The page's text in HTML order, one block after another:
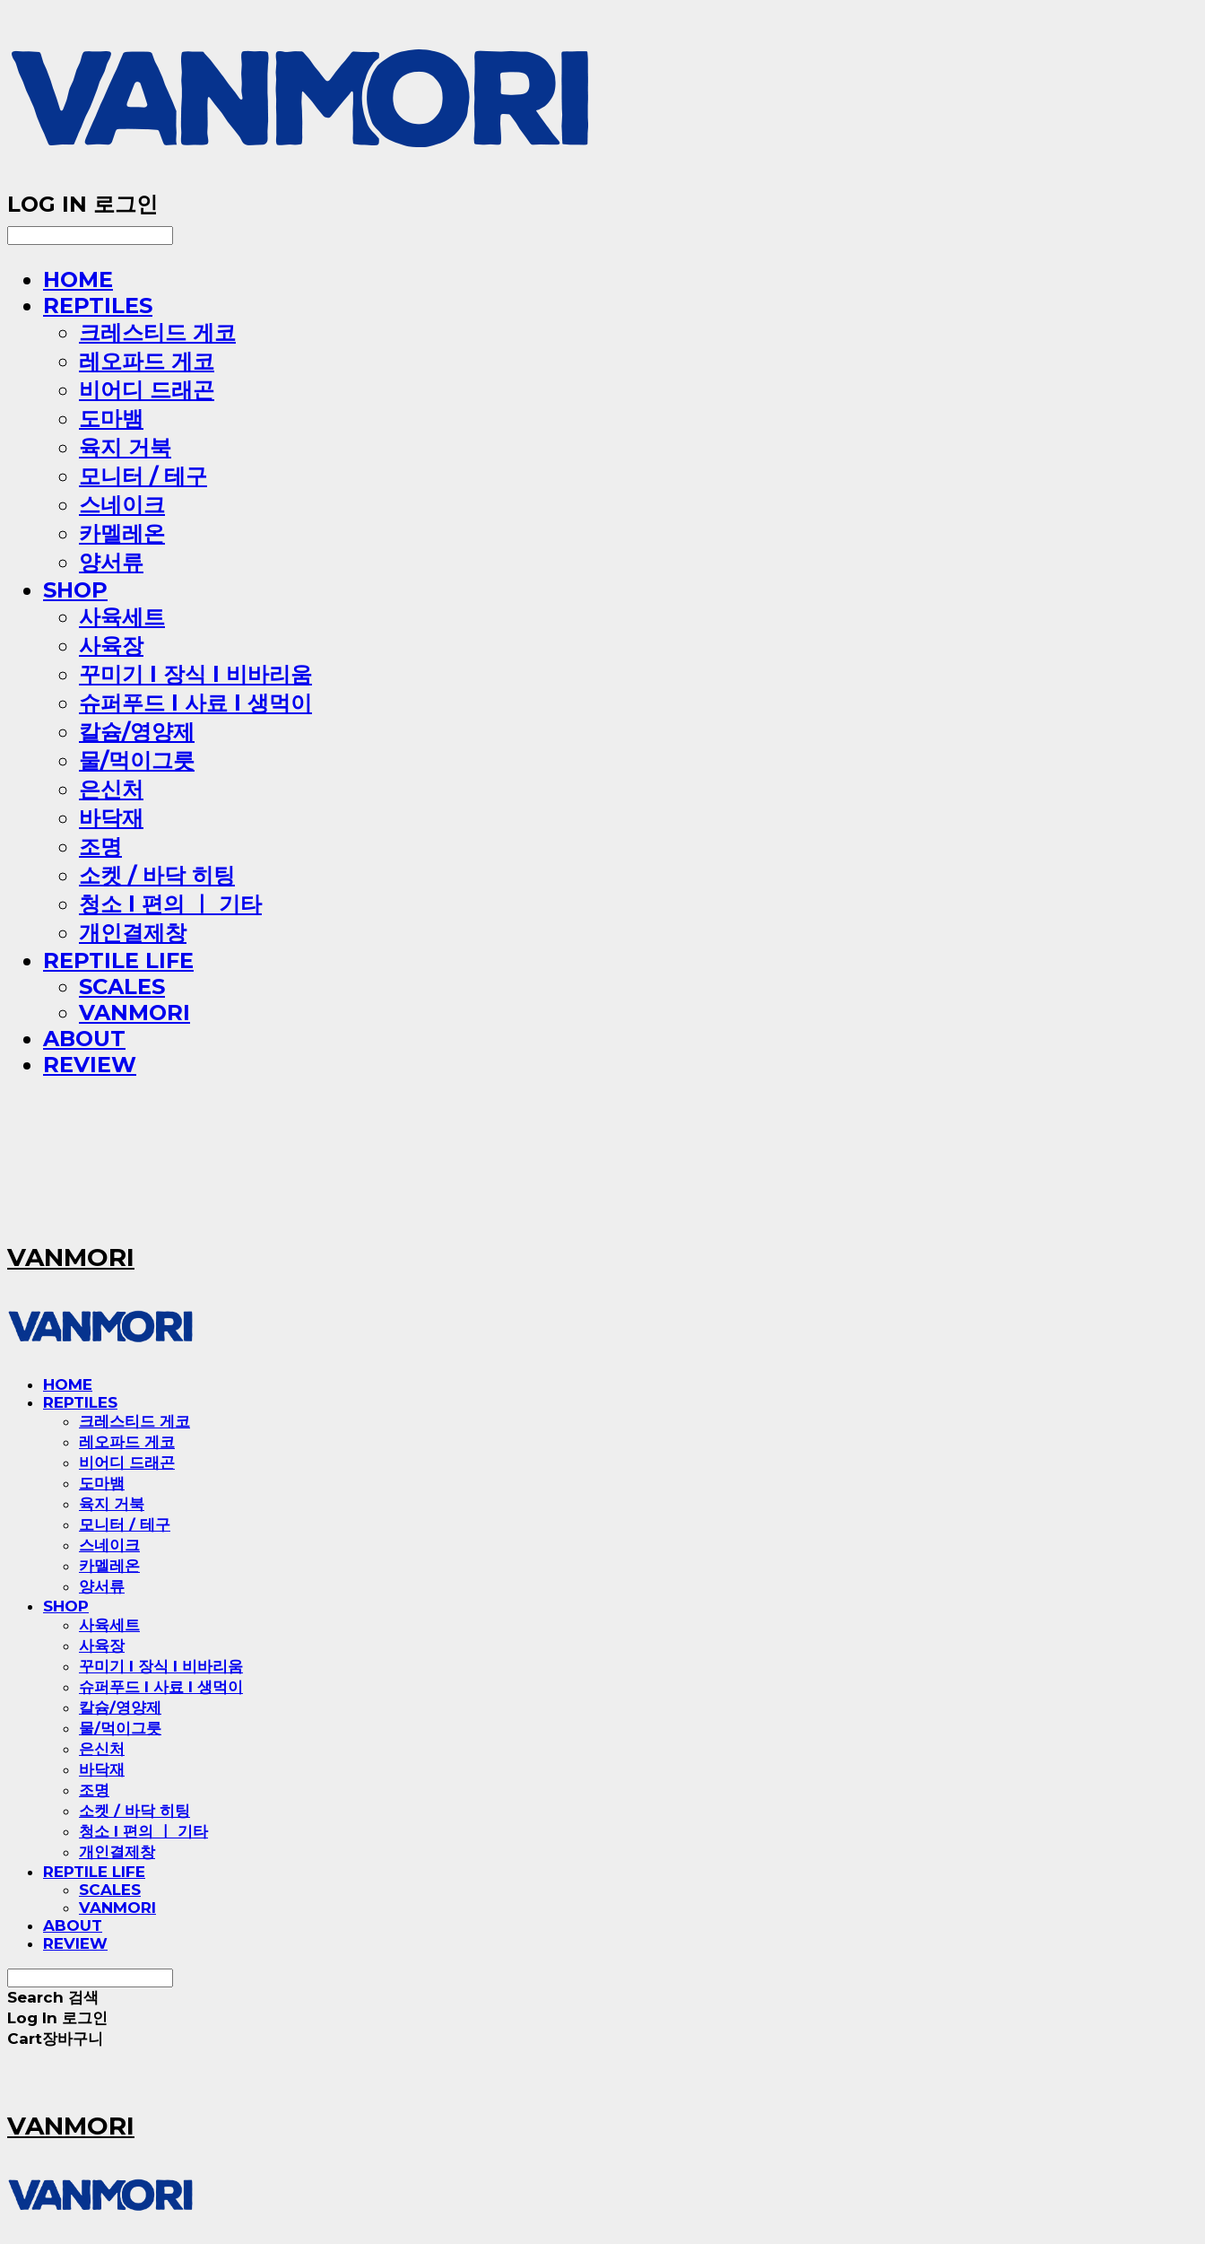
LOG IN 로그인
HOME
REPTILES
크레스티드 게코
레오파드 게코
비어디 드래곤
도마뱀
육지 거북
모니터 / 테구
스네이크
카멜레온
양서류
SHOP
사육세트
사육장
꾸미기 l 장식 l 비바리움
슈퍼푸드 l 사료 l 생먹이
칼슘/영양제
물/먹이그릇
은신처
바닥재
조명
소켓 / 바닥 히팅
청소 l 편의 ㅣ 기타
개인결제창
REPTILE LIFE
SCALES
VANMORI
ABOUT
REVIEW
VANMORI
HOME
REPTILES
크레스티드 게코
레오파드 게코
비어디 드래곤
도마뱀
육지 거북
모니터 / 테구
스네이크
카멜레온
양서류
SHOP
사육세트
사육장
꾸미기 l 장식 l 비바리움
슈퍼푸드 l 사료 l 생먹이
칼슘/영양제
물/먹이그릇
은신처
바닥재
조명
소켓 / 바닥 히팅
청소 l 편의 ㅣ 기타
개인결제창
REPTILE LIFE
SCALES
VANMORI
ABOUT
REVIEW
Search 검색
Log In 로그인
Cart장바구니
VANMORI